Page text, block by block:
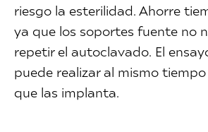
riesgo la esterilidad. Ahorre
ya que los soportes fuente no
repetir el autoclavado. El
puede realizar al mismo
que las implanta.